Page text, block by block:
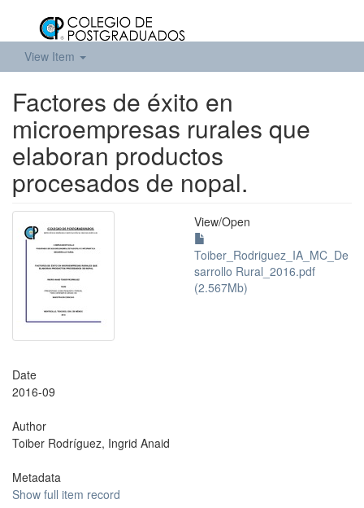
View Item
Factores de éxito en
microempresas rurales que
elaboran productos
procesados de nopal.
View/Open
Toiber_Rodriguez_IA_MC_De
sarrollo Rural_2016.pdf
(2.567Mb)
Date
2016-09
Author
Toiber Rodríguez, Ingrid Anaid
Metadata
Show full item record